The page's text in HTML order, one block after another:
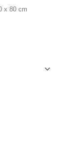
x 80 cm